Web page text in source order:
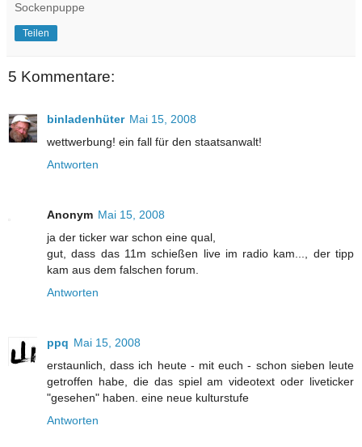
Sockenpuppe
Teilen
5 Kommentare:
binladenhüter Mai 15, 2008
wettwerbung! ein fall für den staatsanwalt!
Antworten
Anonym Mai 15, 2008
ja der ticker war schon eine qual,
gut, dass das 11m schießen live im radio kam..., der tipp
kam aus dem falschen forum.
Antworten
ppq Mai 15, 2008
erstaunlich, dass ich heute - mit euch - schon sieben leute
getroffen habe, die das spiel am videotext oder liveticker
"gesehen" haben. eine neue kulturstufe
Antworten